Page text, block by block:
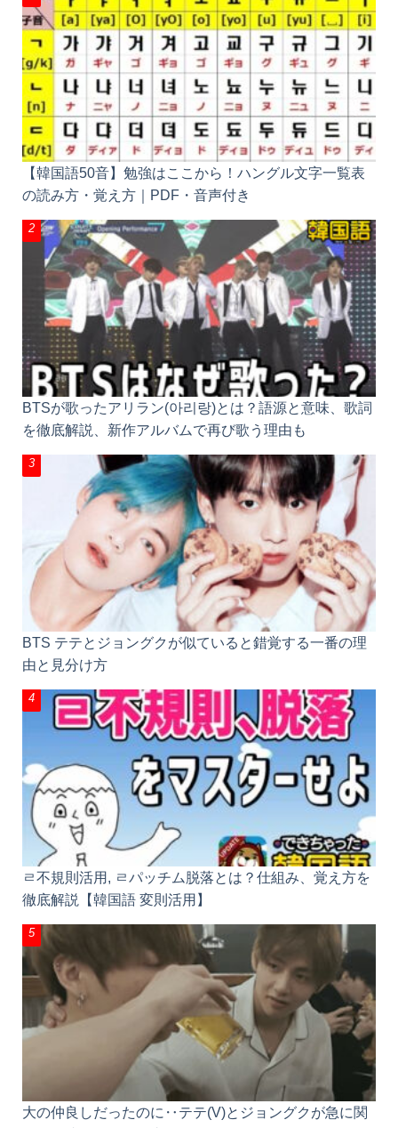
【韓国語50音】勉強はここから！ハングル文字一覧
表の読み方・覚え方｜PDF・音声付き
BTSが歌ったアリラン(아리랑)とは？語源と意味、歌
BTS テテとジョングクが似ていると錯覚する一番の
理由と見分け方
ㄹ不規則活用, ㄹパッチム脱落とは？仕組み、覚え方
を徹底解説【韓国語 変則活用】
大の仲良しだったのに‥テテ(V)とジョングクが急に